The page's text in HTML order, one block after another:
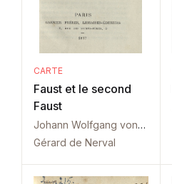
CARTE
Faust et le second
Faust
Johann Wolfgang von Goethe
Gérard de Nerval